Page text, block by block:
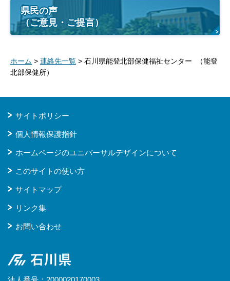
県民の声
（ご意見・ご提言）
ホーム > 連絡先一覧 > 石川県能登北部保健福祉センター （能登
北部保健所）
サイトポリシー
個人情報保護指針
ホームページのユニバーサルデザインについて
このサイトの使い方
サイトマップ
リンク集
お問い合わせ
石川県